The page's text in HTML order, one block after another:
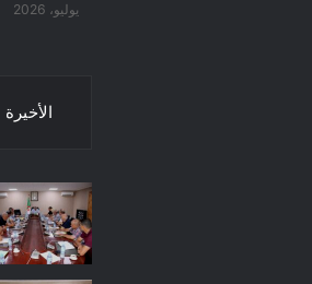
يوليو، 2026
الأخيرة